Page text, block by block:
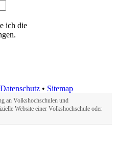
ich die
Datenschutz • Sitemap
an Volkshochschulen und
Website einer Volkshochschule oder